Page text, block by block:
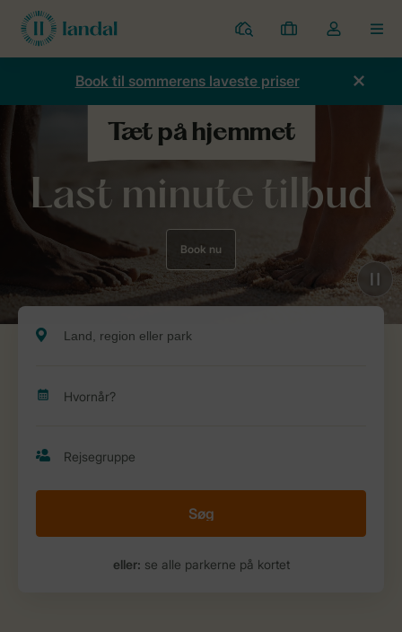
Parker
Mine
bookinger
Toggle
the
Book til sommerens laveste priser
Last minute tilbud
Book nu
Søg
eller: se alle parkerne på kortet